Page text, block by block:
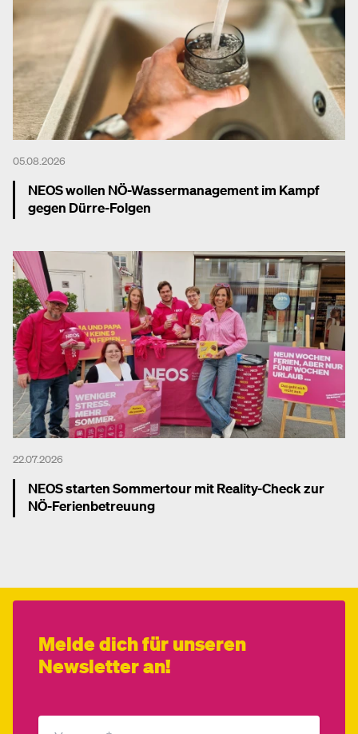
05.08.2026
NEOS wollen NÖ-Wassermanagement im Kampf
gegen Dürre-Folgen
22.07.2026
NEOS starten Sommertour mit Reality-Check zur
NÖ-Ferienbetreuung
Melde dich für unseren
Newsletter an!